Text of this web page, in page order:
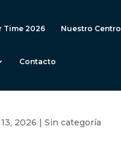
Time 2026 Nuestro Centro
Contacto
2026 |Sin categoría